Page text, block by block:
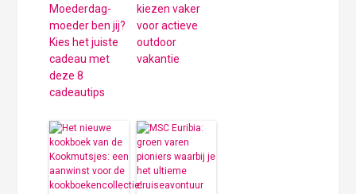
Moederdag-
moeder ben jij?
Kies het juiste
cadeau met
deze 8
cadeautips
kiezen vaker
voor actieve
outdoor
vakantie